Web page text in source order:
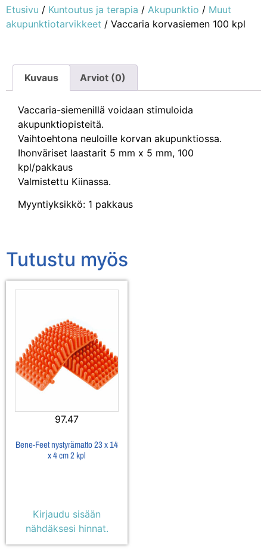
Etusivu / Kuntoutus ja terapia / Akupunktio / Muut
akupunktiotarvikkeet / Vaccaria korvasiemen 100 kpl
Kuvaus Arviot (0)
Vaccaria-siemenillä voidaan stimuloida
akupunktiopisteitä.
Vaihtoehtona neuloille korvan akupunktiossa.
Ihonväriset laastarit 5 mm x 5 mm, 100
kpl/pakkaus
Valmistettu Kiinassa.
Myyntiyksikkö: 1 pakkaus
Tutustu myös
97.47
Bene-Feet nystyrämatto 23 x 14
x 4 cm 2 kpl
Kirjaudu sisään
nähdäksesi hinnat.